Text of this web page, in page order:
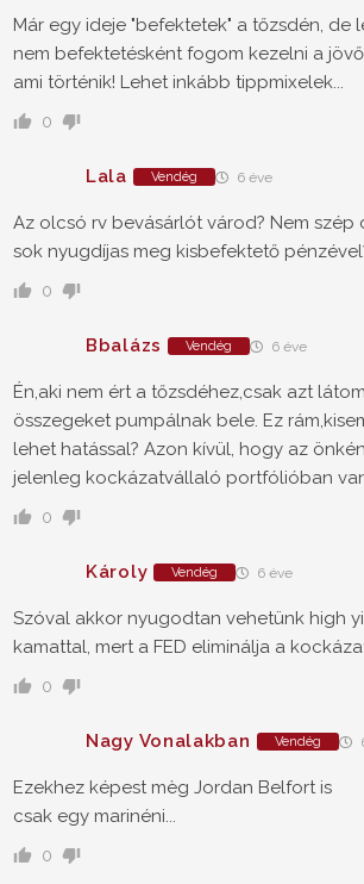
Már egy ideje "befektetek" a tőzsdén, de
nem befektetésként fogom kezelni a
ami történik! Lehet inkább tippmixelek...
0
Lala Vendég 6 éve
Az olcsó rv bevásárlót várod? Nem szép
sok nyugdíjas meg kisbefektető
0
Bbalázs Vendég 6 éve
Én,aki nem ért a tőzsdéhez,csak azt
összegeket pumpálnak bele. Ez
lehet hatással? Azon kívül, hogy az
jelenleg kockázatvállaló portfólióban
0
Károly Vendég 6 éve
Szóval akkor nyugodtan vehetünk high
kamattal, mert a FED eliminálja a
0
Nagy Vonalakban Vendég
Ezekhez képest mèg Jordan Belfort is
csak egy marinéni...
0